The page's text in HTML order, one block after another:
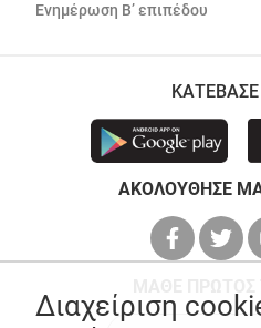
Ενημέρωση Β’ επιπέδου
ΚΑΤΕΒΑΣΕ
ΑΚΟΛΟΥΘΗΣΕ
Διαχείριση